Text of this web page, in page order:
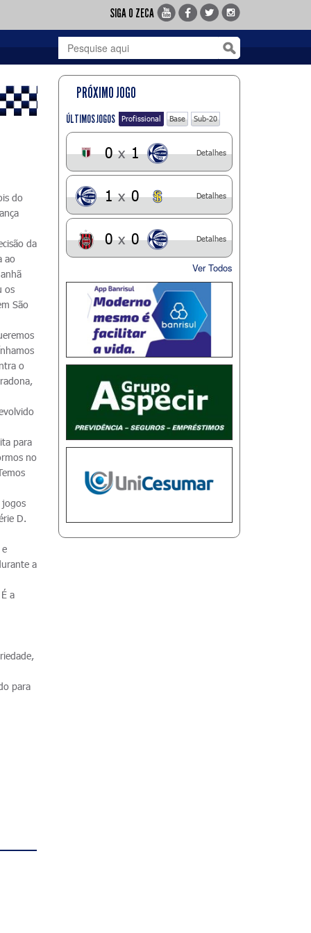
SIGA O ZECA
do
da
ao
os
São
o
para
no
jogos
D.
a
a
para
PRÓXIMO JOGO
ÚLTIMOS JOGOS Profissional Base Sub-20
0 x 1 Detalhes
1 x 0 Detalhes
0 x 0 Detalhes
Ver Todos